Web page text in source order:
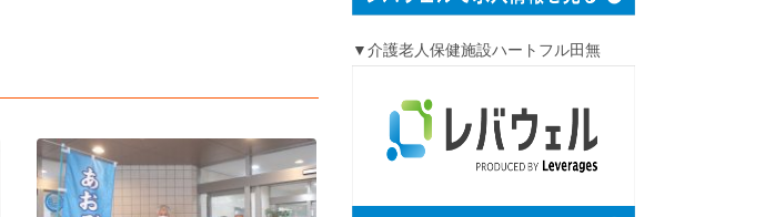
▼介護老人保健施設ハートフル田無